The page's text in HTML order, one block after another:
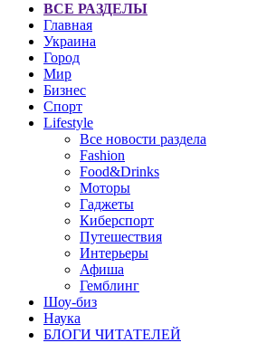
ВСЕ РАЗДЕЛЫ
Главная
Украина
Город
Мир
Бизнес
Спорт
Lifestyle
Все новости раздела
Fashion
Food&Drinks
Моторы
Гаджеты
Киберспорт
Путешествия
Интерьеры
Афиша
Гемблинг
Шоу-биз
Наука
БЛОГИ ЧИТАТЕЛЕЙ